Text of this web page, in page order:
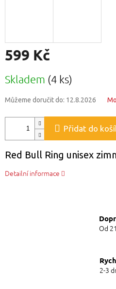
599 Kč
cena:
Skladem (4 ks)
Můžeme doručit do: 12.8.2026
Přidat do
Red Bull Ring unisex
Detailní informace
Od
2-3